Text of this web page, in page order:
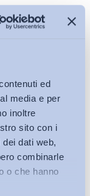
ed
media e per
inoltre
sito con i
dati web,
combinarle
o che hanno